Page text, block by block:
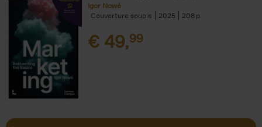
Igor Nowé
Couverture souple
2025 208
€ 49,99